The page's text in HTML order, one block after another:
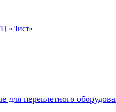
«Лист»
для переплетного